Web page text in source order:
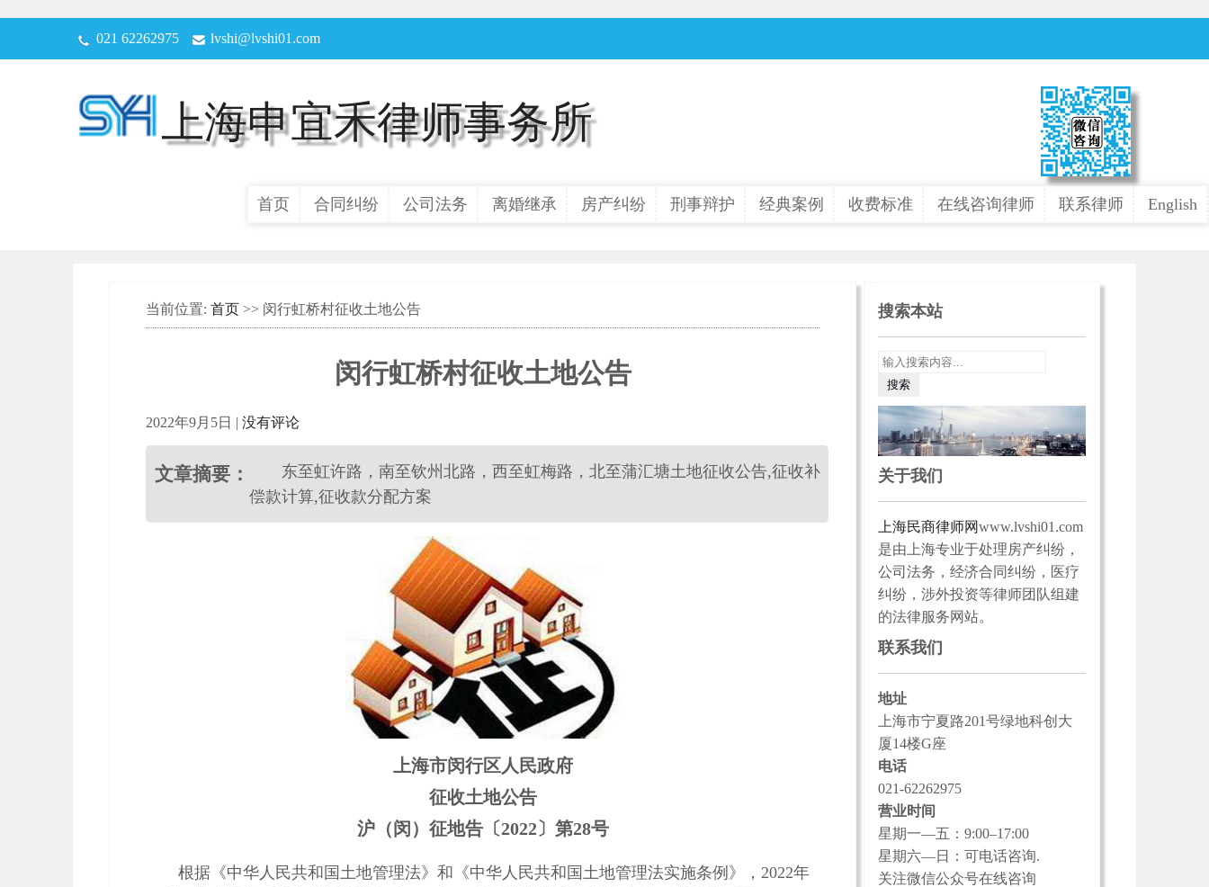
021 62262975 lvshi@lvshi01.com
上海申宜禾律师事务所
首页 合同纠纷 公司法务 离婚继承 房产纠纷 刑事辩护 经典案例 收费标准 在线咨询律师 联系律师 English
当前位置: 首页 >> 闵行虹桥村征收土地公告
闵行虹桥村征收土地公告
2022年9月5日 | 没有评论
文章摘要：
东至虹许路，南至钦州北路，西至虹梅路，北至蒲汇塘土地征收公告,征收补
偿款计算,征收款分配方案
上海市闵行区人民政府
征收土地公告
沪（闵）征地告〔2022〕第28号
根据《中华人民共和国土地管理法》和《中华人民共和国土地管理法实施条例》，2022年
搜索本站
关于我们
上海民商律师网www.lvshi01.com
是由上海专业于处理房产纠纷，
公司法务，经济合同纠纷，医疗
纠纷，涉外投资等律师团队组建
的法律服务网站。
联系我们
地址
上海市宁夏路201号绿地科创大
厦14楼G座
电话
021-62262975
营业时间
星期一—五：9:00–17:00
星期六—日：可电话咨询.
关注微信公众号在线咨询